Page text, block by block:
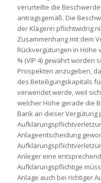
verurteilte die
antragsgemäß. Die
der Klägerin pflichtwidrig
Zusammenhang mit dem
Rückvergütungen in Höhe
% (VIP 4) gewährt worden
Prospekten anzugeben,
des Beteiligungskapitals
verwendet werde, weil
welcher Höhe gerade die
Bank an dieser Vergütung
Anlageentscheidung
Anleger eine
Aufklärungspflichtige
Anlage auch bei richtiger